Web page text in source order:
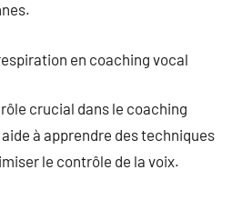
en coaching vocal
crucial dans le coaching
à apprendre des techniques
le contrôle de la voix.